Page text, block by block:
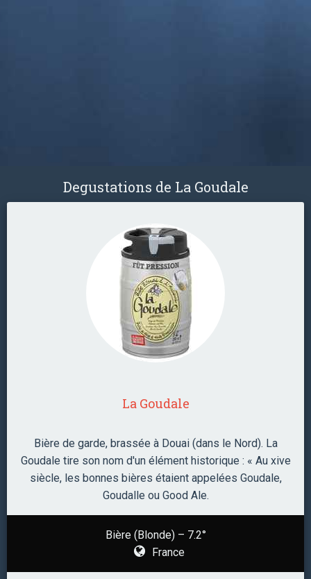
Degustations de La Goudale
La Goudale
Bière de garde, brassée à Douai (dans le Nord). La
Goudale tire son nom d'un élément historique : « Au xive
siècle, les bonnes bières étaient appelées Goudale,
Goudalle ou Good Ale.
Bière (Blonde) – 7.2°
France